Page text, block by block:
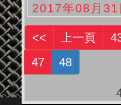
2017年08月31
<< 上一頁
47
48